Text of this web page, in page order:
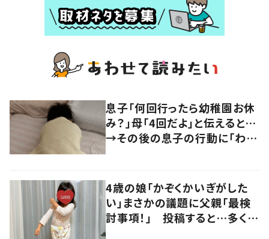
息子「何回行ったら幼稚園お休
み？」母「4回だよ」と伝えると…
→その後の息子の行動に「わか
4歳の娘「かぞくかいぎがした
い」まさかの議題に父親「最検
討事項！」 投稿すると…多くの